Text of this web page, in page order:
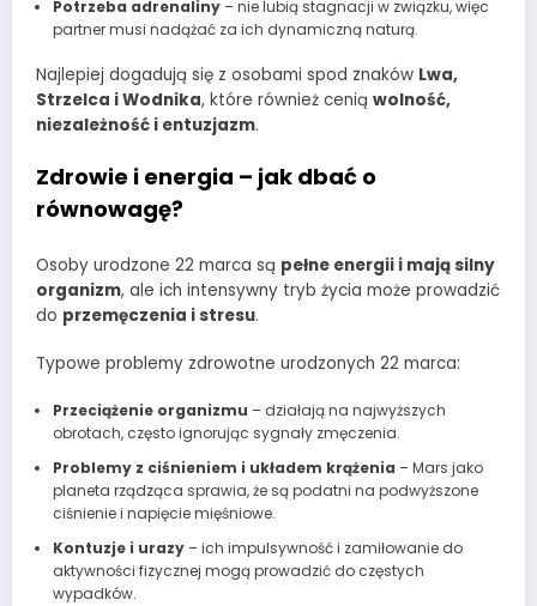
Potrzeba adrenaliny– nie lubią stagnacji w związku, więc
partner musi nadążać za ich dynamiczną naturą.
Najlepiej dogadują się z osobami spod znaków Lwa,
Strzelca i Wodnika, które również cenią wolność,
niezależność i entuzjazm.
Zdrowie i energia – jak dbać o
równowagę?
Osoby urodzone 22 marca są pełne energii i mają silny
organizm, ale ich intensywny tryb życia może prowadzić
do przemęczenia i stresu.
Typowe problemy zdrowotne urodzonych 22 marca:
Przeciążenie organizmu – działają na najwyższych
obrotach, często ignorując sygnały zmęczenia.
Problemy z ciśnieniem i układem krążenia – Mars jako
planeta rządząca sprawia, że są podatni na podwyższone
ciśnienie i napięcie mięśniowe.
Kontuzje i urazy– ich impulsywność i zamiłowanie do
aktywności fizycznej mogą prowadzić do częstych
wypadków.